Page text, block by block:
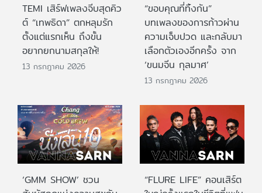
TEMI เสิร์ฟเพลงจีบสุดคิว
ต์ “เทพธิดา” ตกหลุมรัก
ตั้งแต่แรกเห็น ถึงขั้น
อยากยกนามสกุลให้!
13 กรกฎาคม 2026
“ขอบคุณที่ทิ้งกัน”
บทเพลงของการก้าวผ่าน
ความเจ็บปวด และกลับมา
เลือกตัวเองอีกครั้ง จาก
‘ขนมจีน กุลมาศ’
13 กรกฎาคม 2026
‘GMM SHOW’ ชวน
“FLURE LIFE” คอนเสิร์ต